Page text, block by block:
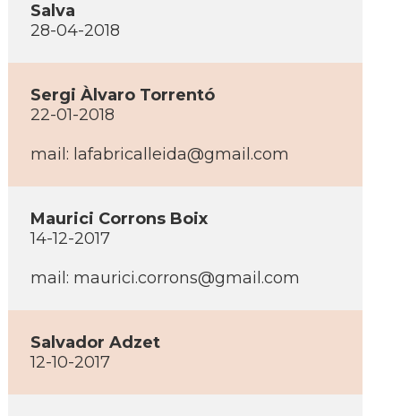
Salva
28-04-2018
Sergi Àlvaro Torrentó
22-01-2018
mail: lafabricalleida@gmail.com
Maurici Corrons Boix
14-12-2017
mail: maurici.corrons@gmail.com
Salvador Adzet
12-10-2017